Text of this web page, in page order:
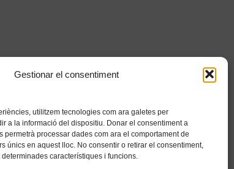
Gestionar el consentiment
utilitzem tecnologies com ara galetes per
a la informació del dispositiu. Donar el consentiment a
permetrà processar dades com ara el comportament de
únics en aquest lloc. No consentir o retirar el consentiment,
característiques i funcions.